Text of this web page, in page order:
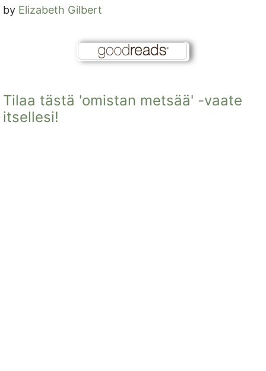
by Elizabeth Gilbert
Tilaa tästä 'omistan metsää' -vaate
itsellesi!